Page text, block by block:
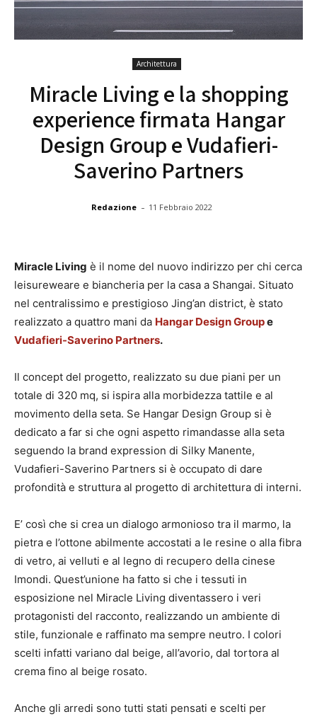
Architettura
Miracle Living e la shopping
experience firmata Hangar
Design Group e Vudafieri-
Saverino Partners
Redazione - 11 Febbraio 2022
Miracle Living è il nome del nuovo indirizzo per chi cerca
leisureweare e biancheria per la casa a Shangai. Situato
nel centralissimo e prestigioso Jing’an district, è stato
realizzato a quattro mani da Hangar Design Groupe
Vudafieri-Saverino Partners.
Il concept del progetto, realizzato su due piani per un
totale di 320 mq, si ispira alla morbidezza tattile e al
movimento della seta. Se Hangar Design Group si è
dedicato a far si che ogni aspetto rimandasse alla seta
seguendo la brand expression di Silky Manente,
Vudafieri-Saverino Partners si è occupato di dare
profondità e struttura al progetto di architettura di interni.
E’ così che si crea un dialogo armonioso tra il marmo, la
pietra e l’ottone abilmente accostati a le resine o alla fibra
di vetro, ai velluti e al legno di recupero della cinese
Imondi. Quest’unione ha fatto si che i tessuti in
esposizione nel Miracle Living diventassero i veri
protagonisti del racconto, realizzando un ambiente di
stile, funzionale e raffinato ma sempre neutro. I colori
scelti infatti variano dal beige, all’avorio, dal tortora al
crema fino al beige rosato.
Anche gli arredi sono tutti stati pensati e scelti per